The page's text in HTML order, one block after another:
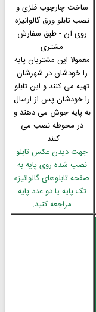
ساخت چارچوب فلزی و
نصب تابلو ورق گالوانیزه
روی آن - طبق سفارش
مشتری
معمولا این مشتریان پایه
را خودشان در شهرشان
تهیه می کنند و این تابلو
را خودشان پس از ارسال
به پایه جوش می دهند و
در محوطه نصب می
کنند.
جهت دیدن عکس تابلو
نصب شده روی پایه به
صفحه تابلوهای گالوانیزه
تک پایه یا دو عدد پایه
مراجعه کنید.